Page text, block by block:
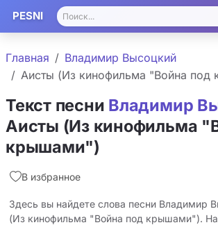
PESNI
Главная
Владимир Высоцкий
Аисты (Из кинофильма "Война под
Текст песни Владимир
Аисты (Из кинофильма
крышами")
В избранное
Здесь вы найдете слова песни Владимир
(Из кинофильма "Война под крышами").